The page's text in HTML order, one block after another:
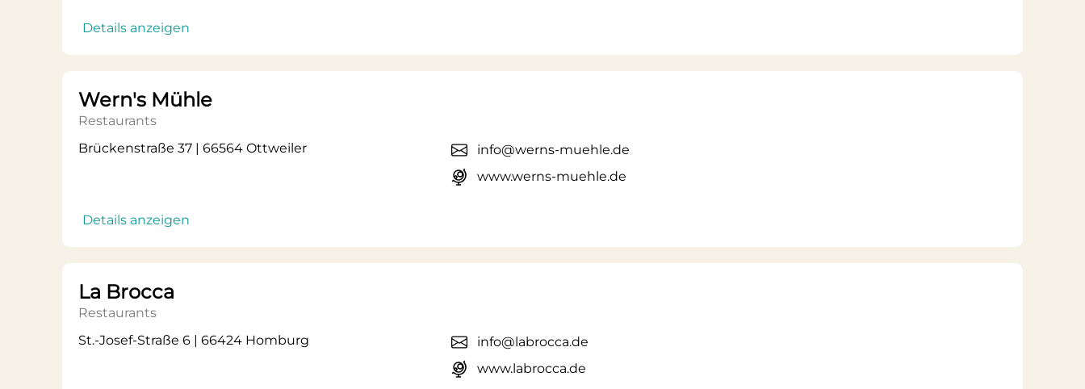
Details anzeigen
Wern's Mühle
Restaurants
Brückenstraße 37 | 66564 Ottweiler
Details anzeigen
info@werns-muehle.de
www.werns-muehle.de
La Brocca
Restaurants
St.-Josef-Straße 6 | 66424 Homburg
info@labrocca.de
www.labrocca.de